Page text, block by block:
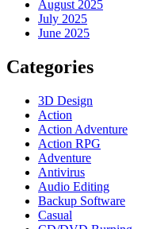
August 2025
July 2025
June 2025
Categories
3D Design
Action
Action Adventure
Action RPG
Adventure
Antivirus
Audio Editing
Backup Software
Casual